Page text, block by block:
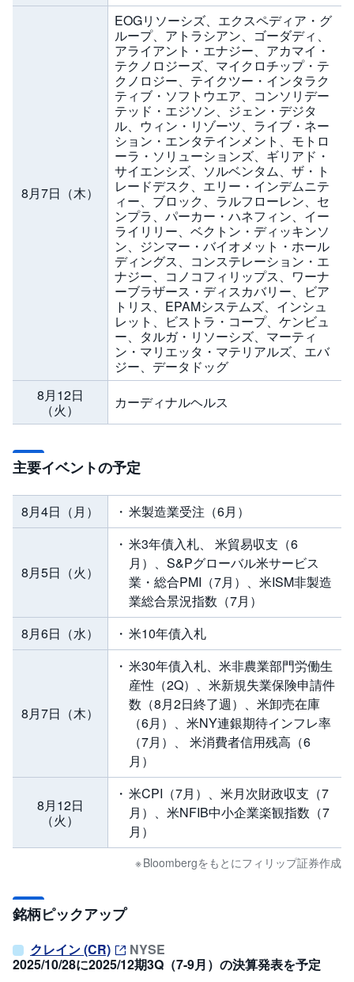
8月7日（木）
EOGリソーシズ、エクスペディア・グ
ループ、アトラシアン、ゴーダディ、
アライアント・エナジー、アカマイ・
テクノロジーズ、マイクロチップ・テ
クノロジー、テイクツー・インタラク
ティブ・ソフトウエア、コンソリデー
テッド・エジソン、ジェン・デジタ
ル、ウィン・リゾーツ、ライブ・ネー
ション・エンタテインメント、モトロ
ーラ・ソリューションズ、ギリアド・
サイエンシズ、ソルベンタム、ザ・ト
レードデスク、エリー・インデムニテ
ィー、ブロック、ラルフローレン、セ
ンプラ、パーカー・ハネフィン、イー
ライリリー、ベクトン・ディッキンソ
ン、ジンマー・バイオメット・ホール
ディングス、コンステレーション・エ
ナジー、コノコフィリップス、ワーナ
ーブラザース・ディスカバリー、ビア
トリス、EPAMシステムズ、インシュ
レット、ビストラ・コープ、ケンビュ
ー、タルガ・リソーシズ、マーティ
ン・マリエッタ・マテリアルズ、エバ
ジー、データドッグ
8月12日
（火）
カーディナルヘルス
主要イベントの予定
8月4日（月） 米製造業受注（6月）
8月5日（火）
米3年債入札、 米貿易収支（6
月）、S&Pグローバル米サービス
業・総合PMI（7月）、米ISM非製造
業総合景況指数（7月）
8月6日（水）
米10年債入札
8月7日（木）
米30年債入札、米非農業部門労働生
産性（2Q）、米新規失業保険申請件
数（8月2日終了週）、米卸売在庫
（6月）、米NY連銀期待インフレ率
（7月）、 米消費者信用残高（6
月）
8月12日
（火）
米CPI（7月）、米月次財政収支（7
月）、米NFIB中小企業楽観指数（7
月）
Bloombergをもとにフィリップ証券作成
銘柄ピックアップ
クレイン (CR)
NYSE
2025/10/28に2025/12期3Q（7-9月）の決算発表を予定